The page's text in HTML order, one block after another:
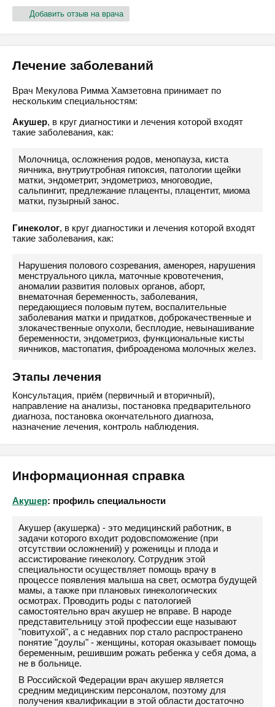
Добавить отзыв на врача
Лечение заболеваний
Врач Мекулова Римма Хамзетовна принимает по
нескольким специальностям:
Акушер, в круг диагностики и лечения которой входят
такие заболевания, как:
Молочница, осложнения родов, менопауза, киста
яичника, внутриутробная гипоксия, патологии щейки
матки, эндометрит, эндометриоз, многоводие,
сальпингит, предлежание плаценты, плацентит, миома
матки, пузырный занос.
Гинеколог, в круг диагностики и лечения которой входят
такие заболевания, как:
Нарушения полового созревания, аменорея, нарушения
менструального цикла, маточные кровотечения,
аномалии развития половых органов, аборт,
внематочная беременность, заболевания,
передающиеся половым путем, воспалительные
заболевания матки и придатков, доброкачественные и
злокачественные опухоли, бесплодие, невынашивание
беременности, эндометриоз, функциональные кисты
яичников, мастопатия, фиброаденома молочных желез.
Этапы лечения
Консультация, приём (первичный и вторичный),
направление на анализы, постановка предварительного
диагноза, постановка окончательного диагноза,
назначение лечения, контроль наблюдения.
Информационная справка
Акушер: профиль специальности
Акушер (акушерка) - это медицинский работник, в
задачи которого входит родовспоможение (при
отсутствии осложнений) у роженицы и плода и
ассистирование гинекологу. Сотрудник этой
специальности осуществляет помощь врачу в
процессе появления малыша на свет, осмотра будущей
мамы, а также при плановых гинекологических
осмотрах. Проводить роды с патологией
самостоятельно врач акушер не вправе. В народе
представительницу этой профессии еще называют
"повитухой", а с недавних пор стало распространено
понятие "доулы" - женщины, которая оказывает помощь
беременным, решившим рожать ребенка у себя дома, а
не в больнице.
В Российской Федерации врач акушер является
средним медицинским персоналом, поэтому для
получения квалификации в этой области достаточно